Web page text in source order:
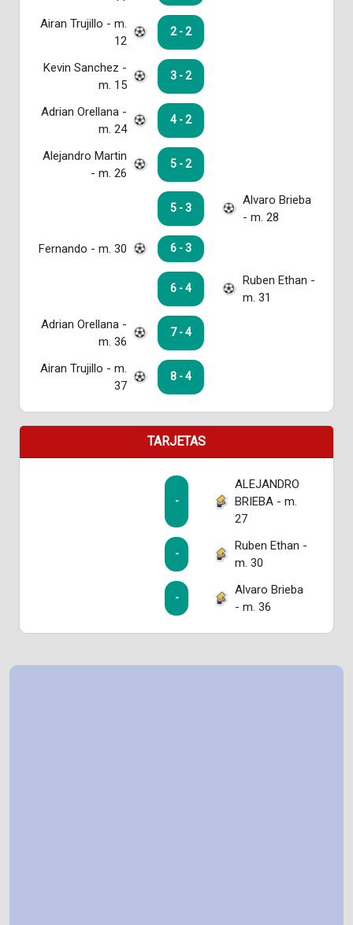
Airan Trujillo - m.
12
2 - 2
Kevin Sanchez -
m. 15
3 - 2
Adrian Orellana -
m. 24
4 - 2
Alejandro Martin
- m. 26
5 - 2
5 - 3
Alvaro Brieba
- m. 28
Fernando - m. 30 6 - 3
6 - 4
Ruben Ethan -
m. 31
Adrian Orellana -
m. 36
7 - 4
Airan Trujillo - m.
37
8 - 4
TARJETAS
-
ALEJANDRO
BRIEBA - m.
27
-
Ruben Ethan -
m. 30
-
Alvaro Brieba
- m. 36